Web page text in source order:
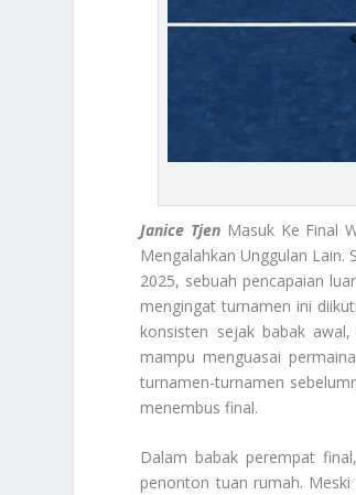
Janice Tjen Masuk Ke Final
Mengalahkan Unggulan Lain.
2025, sebuah pencapaian
mengingat turnamen ini
konsisten sejak babak
mampu menguasai
turnamen-turnamen
menembus final.
Dalam babak perempat
penonton tuan rumah.